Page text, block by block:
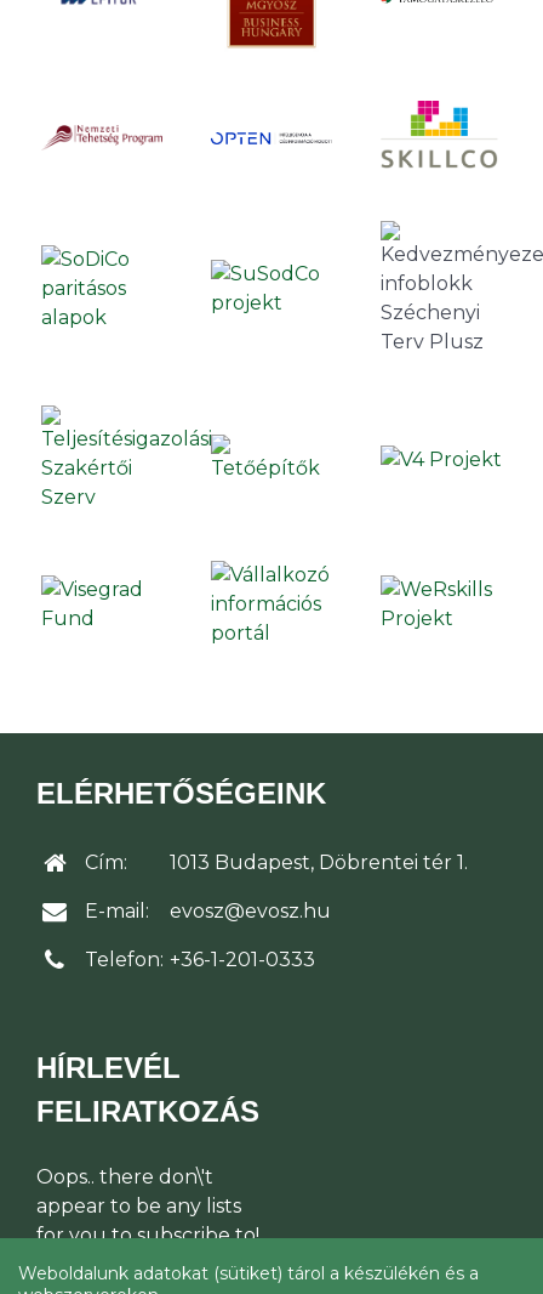
ELÉRHETŐSÉGEINK
Cím: 1013 Budapest, Döbrentei tér 1.
E-mail: evosz@evosz.hu
Telefon: +36-1-201-0333
HÍRLEVÉL
FELIRATKOZÁS
Oops.. there don\'t
appear to be any lists
for you to subscribe to!
Weboldalunk adatokat (sütiket) tárol a készülékén és a